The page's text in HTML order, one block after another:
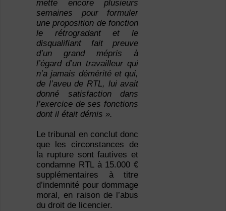
mette encore plusieurs
semaines pour formuler
une proposition de fonction
le rétrogradant et le
disqualifiant fait preuve
d’un grand mépris à
l’égard d’un travailleur qui
n’a jamais démérité et qui,
de l’aveu de RTL, lui avait
donné satisfaction dans
l’exercice de ses fonctions
dont il était démis ».
Le tribunal en conclut donc
que les circonstances de
la rupture sont fautives et
condamne RTL à 15.000 €
supplémentaires à titre
d’indemnité pour dommage
moral, en raison de l’abus
du droit de licencier.